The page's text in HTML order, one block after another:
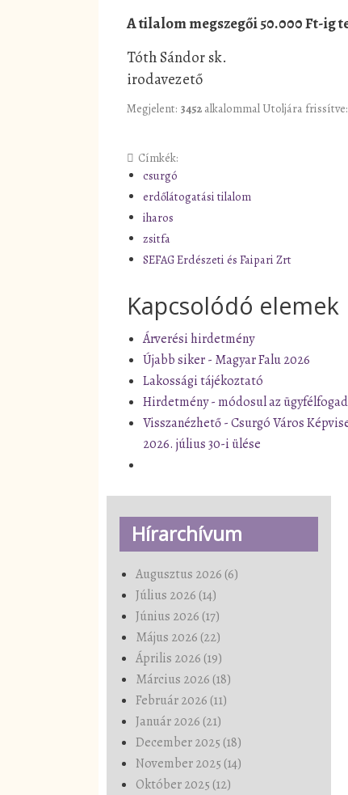
A tilalom megszegői 50.000 Ft-ig
Tóth Sándor sk.
irodavezető
Megjelent: 3452 alkalommal Utoljára
Címkék:
csurgó
erdőlátogatási tilalom
iharos
zsitfa
SEFAG Erdészeti és Faipari Zrt
Kapcsolódó elemek
Árverési hirdetmény
Újabb siker - Magyar Falu 2026
Lakossági tájékoztató
Hirdetmény - módosul az
Visszanézhető - Csurgó Város
2026. július 30-i ülése
Hírarchívum
Augusztus 2026 (6)
Július 2026 (14)
Június 2026 (17)
Május 2026 (22)
Április 2026 (19)
Március 2026 (18)
Február 2026 (11)
Január 2026 (21)
December 2025 (18)
November 2025 (14)
Október 2025 (12)